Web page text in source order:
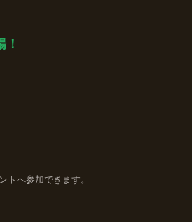
トへ参加できます。